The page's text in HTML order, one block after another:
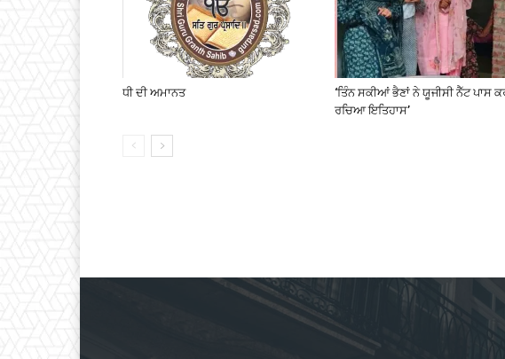
ਧੀ ਦੀ ਅਮਾਨਤ
‘ਤਿੰਨ ਸਕੀਆਂ ਭੈਣਾਂ ਨੇ ਯੂਜੀਸੀ ਨੈੱਟ ਪਾਸ
ਰਚਿਆ ਇਤਿਹਾਸ’